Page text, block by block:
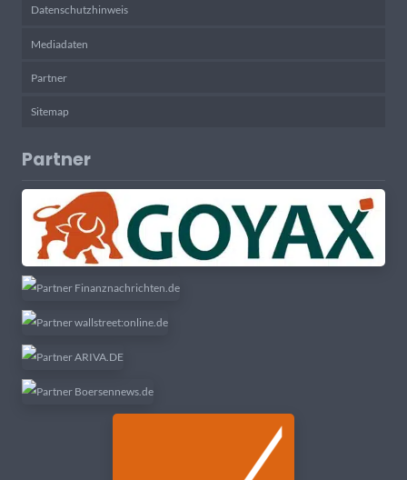
Datenschutzhinweis
Mediadaten
Partner
Sitemap
Partner